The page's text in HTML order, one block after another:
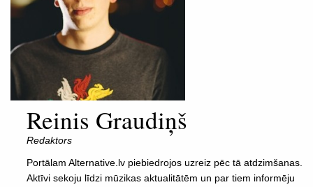
Reinis Graudiņš
Redaktors
Portālam Alternative.lv piebiedrojos uzreiz pēc tā atdzimšanas.
Aktīvi sekoju līdzi mūzikas aktualitātēm un par tiem informēju